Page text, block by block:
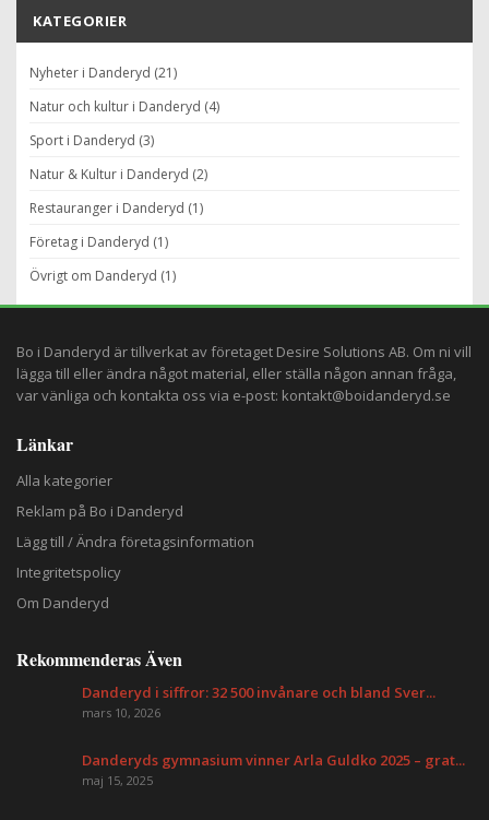
KATEGORIER
Nyheter i Danderyd (21)
Natur och kultur i Danderyd (4)
Sport i Danderyd (3)
Natur & Kultur i Danderyd (2)
Restauranger i Danderyd (1)
Företag i Danderyd (1)
Övrigt om Danderyd (1)
Bo i Danderyd är tillverkat av företaget Desire Solutions AB. Om ni vill
lägga till eller ändra något material, eller ställa någon annan fråga,
var vänliga och kontakta oss via e-post: kontakt@boidanderyd.se
Länkar
Alla kategorier
Reklam på Bo i Danderyd
Lägg till / Ändra företagsinformation
Integritetspolicy
Om Danderyd
Rekommenderas Även
Danderyd i siffror: 32 500 invånare och bland Sver...
mars 10, 2026
Danderyds gymnasium vinner Arla Guldko 2025 – grat...
maj 15, 2025